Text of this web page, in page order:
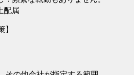
配属
】